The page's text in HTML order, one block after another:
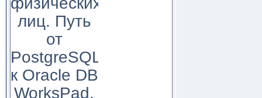
лиц. Путь
от
PostgreSQL
к Oracle DB
WorksPad,